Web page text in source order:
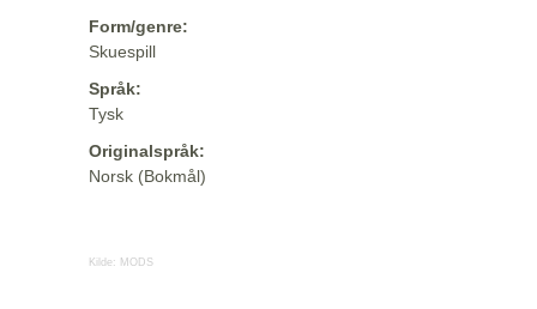
Form/genre:
Skuespill
Språk:
Tysk
Originalspråk:
Norsk (Bokmål)
Kilde: MODS